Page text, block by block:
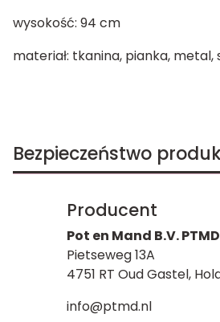
wysokość: 94 cm
materiał: tkanina, pianka, metal,
Bezpieczeństwo
Producent
Pot en Mand B.V.
Pietseweg 13A
4751 RT Oud Gastel,
info@ptmd.nl